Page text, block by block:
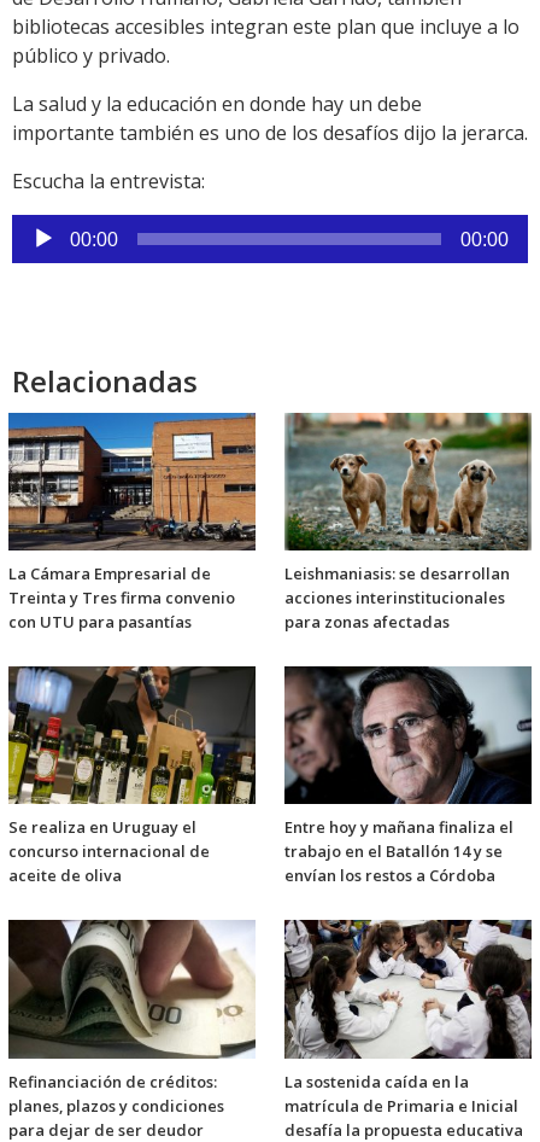
bibliotecas accesibles integran este plan que incluye a lo
público y privado.
La salud y la educación en donde hay un debe
importante también es uno de los desafíos dijo la jerarca.
Escucha la entrevista:
Reproductor
de
00:00 00:00
Relacionadas
La Cámara Empresarial de
Treinta y Tres firma convenio
con UTU para pasantías
Leishmaniasis: se desarrollan
acciones interinstitucionales
para zonas afectadas
Se realiza en Uruguay el
concurso internacional de
aceite de oliva
Entre hoy y mañana finaliza el
trabajo en el Batallón 14 y se
envían los restos a Córdoba
Refinanciación de créditos:
planes, plazos y condiciones
para dejar de ser deudor
La sostenida caída en la
matrícula de Primaria e Inicial
desafía la propuesta educativa